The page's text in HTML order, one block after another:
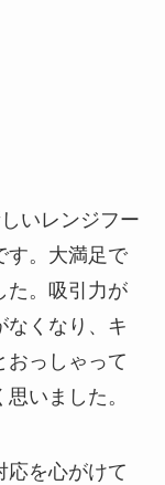
いレンジフー
す。大満足で
た。吸引力が
なくなり、キ
おっしゃって
いました。
応を心がけて